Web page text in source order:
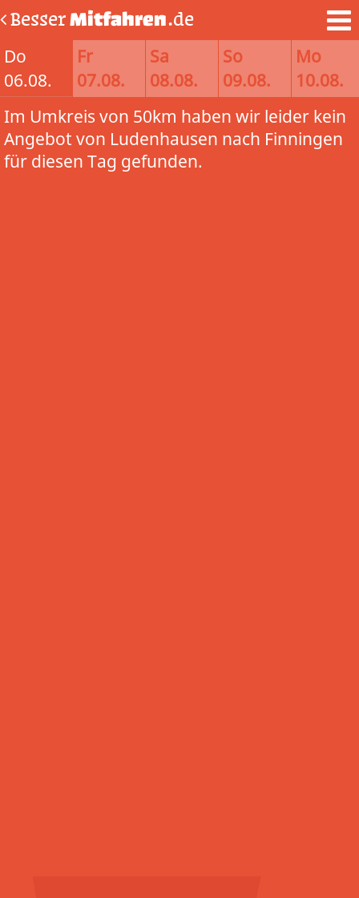
BesserMitfahren.de
Do
06.08.
Fr
07.08.
Sa
08.08.
So
09.08.
Mo
10.08.
Im Umkreis von 50km haben wir leider kein
Angebot von Ludenhausen nach Finningen
für diesen Tag gefunden.